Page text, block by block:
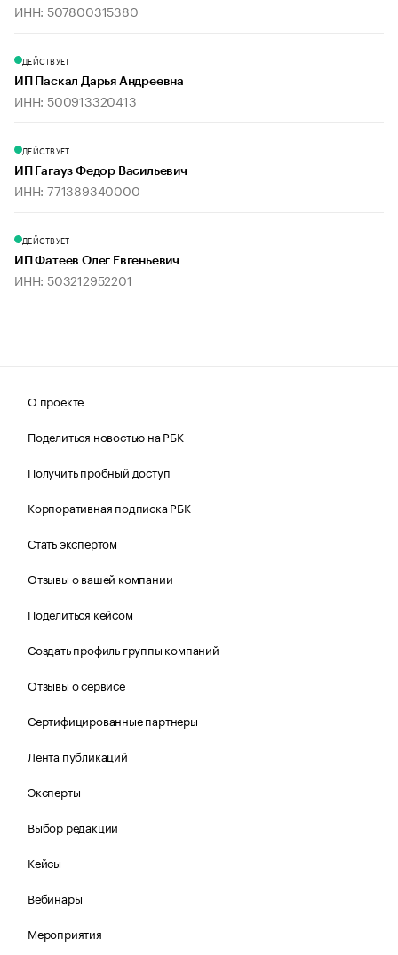
ИНН: 507800315380
ДЕЙСТВУЕТ
ИП Паскал Дарья Андреевна
ИНН: 500913320413
ДЕЙСТВУЕТ
ИП Гагауз Федор Васильевич
ИНН: 771389340000
ДЕЙСТВУЕТ
ИП Фатеев Олег Евгеньевич
ИНН: 503212952201
О проекте
Поделиться новостью на РБК
Получить пробный доступ
Корпоративная подписка РБК
Стать экспертом
Отзывы о вашей компании
Поделиться кейсом
Создать профиль группы компаний
Отзывы о сервисе
Сертифицированные партнеры
Лента публикаций
Эксперты
Выбор редакции
Кейсы
Вебинары
Мероприятия